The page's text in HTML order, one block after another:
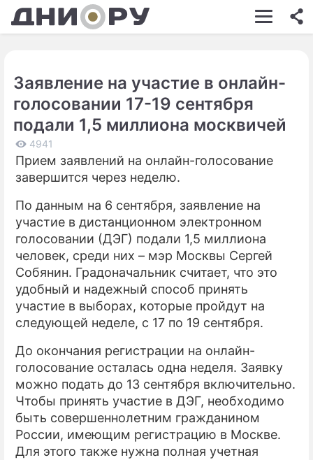
ШОУ-БИЗНЕС
КИНО
НЕДВИЖИМОСТЬ
ПРОИСШЕСТВИЯ
СОННИК
СТИЛЬ ЖИЗНИ
СЕРИАЛЫ
ИГРЫ
О ПРОЕКТЕ
Заявление на участие в онлайн-
голосовании 17-19 сентября
подали 1,5 миллиона москвичей
4941
Прием заявлений на онлайн-голосование
завершится через неделю.
По данным на 6 сентября, заявление на
участие в дистанционном электронном
голосовании (ДЭГ) подали 1,5 миллиона
человек, среди них – мэр Москвы Сергей
Собянин. Градоначальник считает, что это
удобный и надежный способ принять
участие в выборах, которые пройдут на
следующей неделе, с 17 по 19 сентября.
До окончания регистрации на онлайн-
голосование осталась одна неделя. Заявку
можно подать до 13 сентября включительно.
Чтобы принять участие в ДЭГ, необходимо
быть совершеннолетним гражданином
России, имеющим регистрацию в Москве.
Для этого также нужна полная учетная